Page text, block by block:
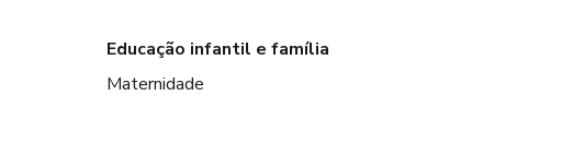
Educação infantil e família
Maternidade